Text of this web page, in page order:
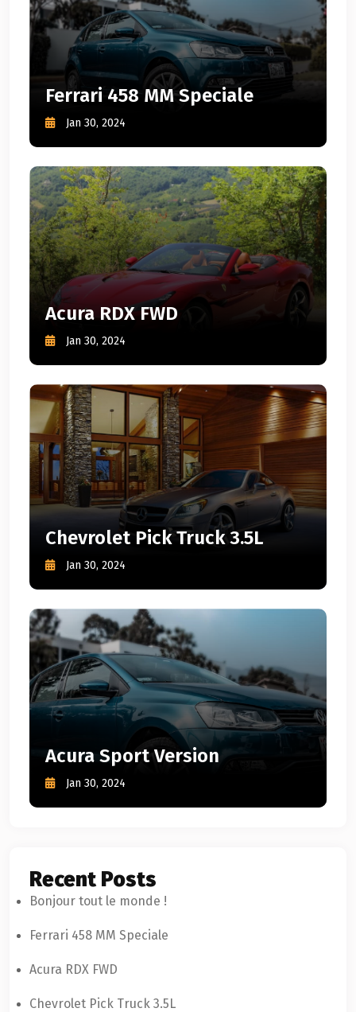
Ferrari 458 MM Speciale
Jan 30, 2024
Acura RDX FWD
Jan 30, 2024
Chevrolet Pick Truck 3.5L
Jan 30, 2024
Acura Sport Version
Jan 30, 2024
Recent Posts
Bonjour tout le monde !
Ferrari 458 MM Speciale
Acura RDX FWD
Chevrolet Pick Truck 3.5L